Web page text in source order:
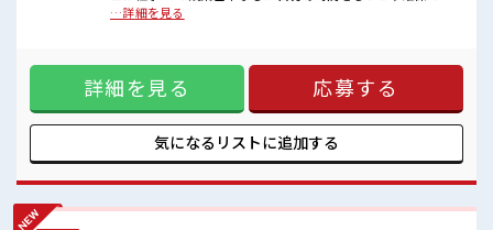
応募お待ちしております！
髪型にこだわりのあるアナタは必見！
髪型自由な職場！
ピタっと定時退社！
る、 残業基本ナシのお仕事♪ オンとオフをきっちり切り替え
にプライベート満喫！ ≪ヘアカラーOKで自由な雰囲気の職場
≫ 明るすぎたり奇抜でなければ基本的に自由！ (規定有)≪機
能的な制服アリ≫ 制服があるので、 毎日の服装の悩み解消♪
≪様々なお仕事をご提案≫ 一人で悩まず気軽に相談できる、
派遣のお仕事です！ ■職場の雰囲気 女性が多い職場ですが男
女は問いません！ 応募お待ちしております！ 髪型にこだわり
残業は基本ナシ♪
…詳細を見る
詳細を見る 応募する
気になるリストに追加する